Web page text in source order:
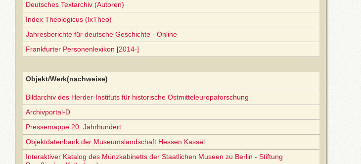
Deutsches Textarchiv (Autoren)
Index Theologicus (IxTheo)
Jahresberichte für deutsche Geschichte - Online
Frankfurter Personenlexikon [2014-]
Objekt/Werk(nachweise)
Bildarchiv des Herder-Instituts für historische Ostmitteleuropaforschung
Archivportal-D
Pressemappe 20. Jahrhundert
Objektdatenbank der Museumslandschaft Hessen Kassel
Interaktiver Katalog des Münzkabinetts der Staatlichen Museen zu Berlin - Stiftung